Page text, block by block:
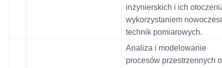
inżynierskich i ich
wykorzystaniem
technik pomiarowych.
Analiza i modelowanie
procesów przestrzennych